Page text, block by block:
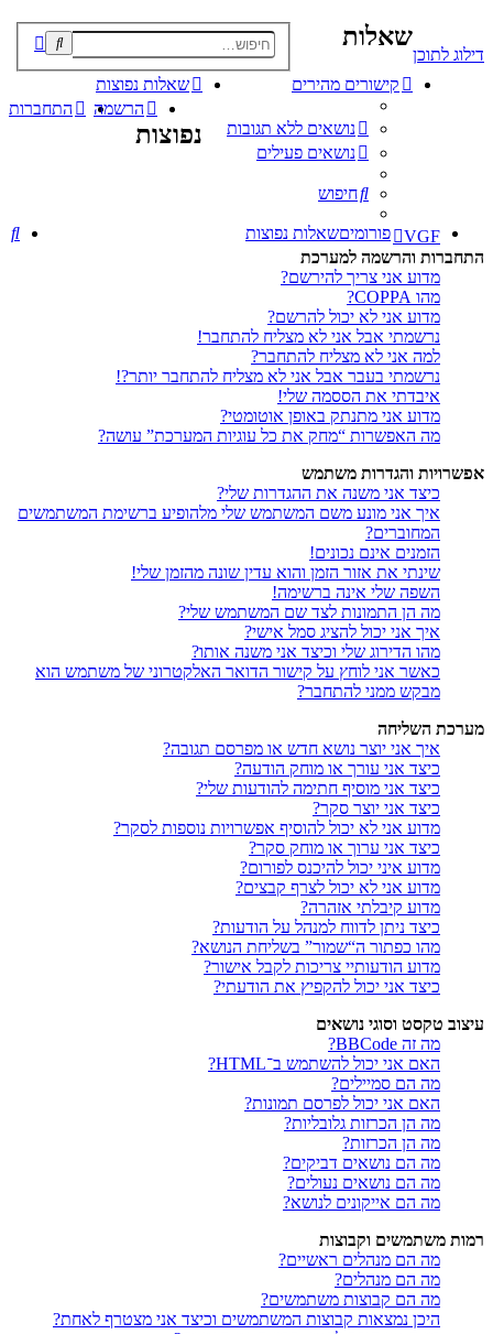
דילוג לתוכן
קישורים מהירים
נושאים ללא תגובות
נושאים פעילים
חיפוש
שאלות נפוצות
התחברות
הרשמה
VGF פורומיםשאלות נפוצות
שאלות
נפוצות
התחברות והרשמה למערכת
מדוע אני צריך להירשם?
מהו COPPA?
מדוע אני לא יכול להרשם?
נרשמתי אבל אני לא מצליח להתחבר!
למה אני לא מצליח להתחבר?
נרשמתי בעבר אבל אני לא מצליח להתחבר יותר?!
איבדתי את הססמה שלי!
מדוע אני מתנתק באופן אוטומטי?
מה האפשרות “מחק את כל עוגיות המערכת” עושה?
אפשרויות והגדרות משתמש
כיצד אני משנה את ההגדרות שלי?
איך אני מונע משם המשתמש שלי מלהופיע ברשימת המשתמשים
המחוברים?
הזמנים אינם נכונים!
שינתי את אזור הזמן והוא עדין שונה מהזמן שלי!
השפה שלי אינה ברשימה!
מה הן התמונות לצד שם המשתמש שלי?
איך אני יכול להציג סמל אישי?
מהו הדירוג שלי וכיצד אני משנה אותו?
כאשר אני לוחץ על קישור הדואר האלקטרוני של משתמש הוא
מבקש ממני להתחבר?
מערכת השליחה
איך אני יוצר נושא חדש או מפרסם תגובה?
כיצד אני עורך או מוחק הודעה?
כיצד אני מוסיף חתימה להודעות שלי?
כיצד אני יוצר סקר?
מדוע אני לא יכול להוסיף אפשרויות נוספות לסקר?
כיצד אני ערוך או מוחק סקר?
מדוע איני יכול להיכנס לפורום?
מדוע אני לא יכול לצרף קבצים?
מדוע קיבלתי אזהרה?
כיצד ניתן לדווח למנהל על הודעות?
מהו כפתור ה“שמור” בשליחת הנושא?
מדוע הודעותיי צריכות לקבל אישור?
כיצד אני יכול להקפיץ את הודעתי?
עיצוב טקסט וסוגי נושאים
מה זה BBCode?
האם אני יכול להשתמש ב־HTML?
מה הם סמיילים?
האם אני יכול לפרסם תמונות?
מה הן הכרזות גלובליות?
מה הן הכרזות?
מה הם נושאים דביקים?
מה הם נושאים נעולים?
מה הם אייקונים לנושא?
רמות משתמשים וקבוצות
מה הם מנהלים ראשיים?
מה הם מנהלים?
מה הם קבוצות משתמשים?
היכן נמצאות קבוצות המשתמשים וכיצד אני מצטרף לאחת?